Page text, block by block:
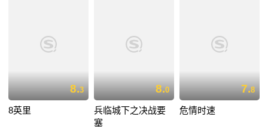
8.3
8英里
8.0
兵临城下之决战要
塞
7.8
危情时速